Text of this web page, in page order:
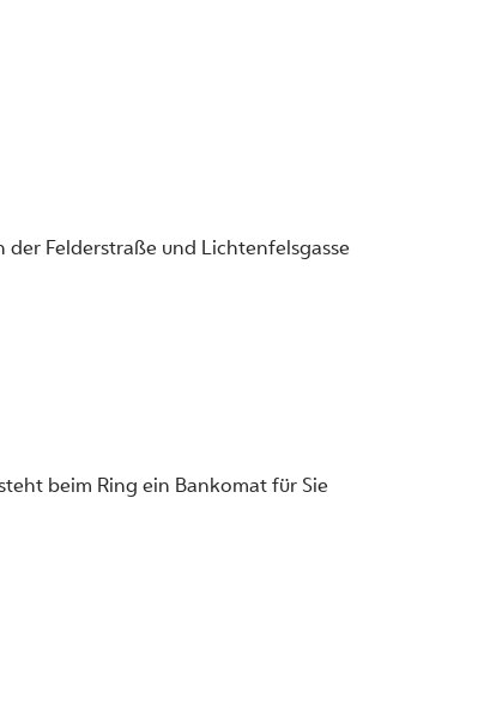
Felderstraße und Lichtenfelsgasse
beim Ring ein Bankomat für Sie